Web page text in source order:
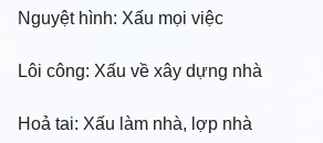
Nguyệt hình: Xấu mọi việc
Lôi công: Xấu về xây dựng nhà
Hoả tai: Xấu làm nhà, lợp nhà